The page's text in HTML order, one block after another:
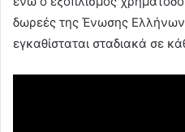
δωρεές της Ένωσης
εγκαθίσταται σταδιακά σε